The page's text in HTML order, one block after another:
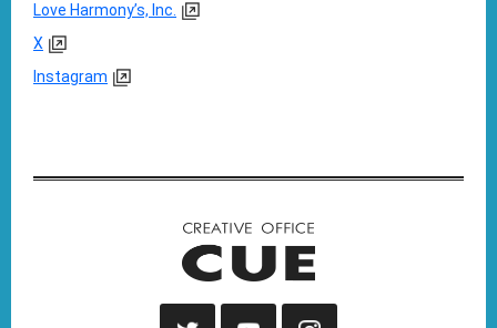
Love Harmony’s, Inc.
X
Instagram